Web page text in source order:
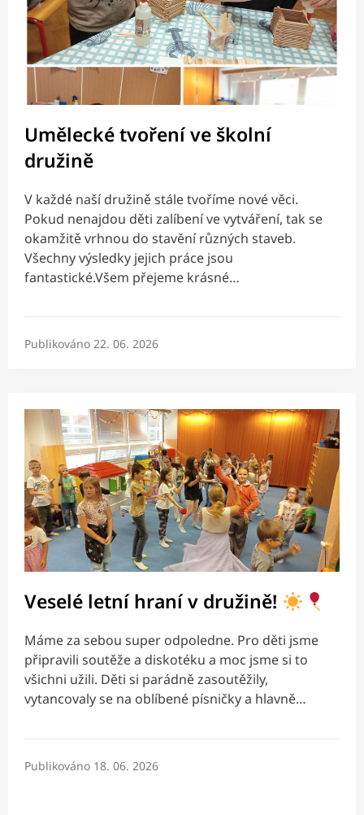
Umělecké tvoření ve školní
družině
V každé naší družině stále tvoříme nové věci.
Pokud nenajdou děti zalíbení ve vytváření, tak se
okamžitě vrhnou do stavění různých staveb.
Všechny výsledky jejich práce jsou
fantastické.Všem přejeme krásné…
Publikováno 22. 06. 2026
Veselé letní hraní v družině!
Máme za sebou super odpoledne. Pro děti jsme
připravili soutěže a diskotéku a moc jsme si to
všichni užili. Děti si parádně zasoutěžily,
vytancovaly se na oblíbené písničky a hlavně…
Publikováno 18. 06. 2026